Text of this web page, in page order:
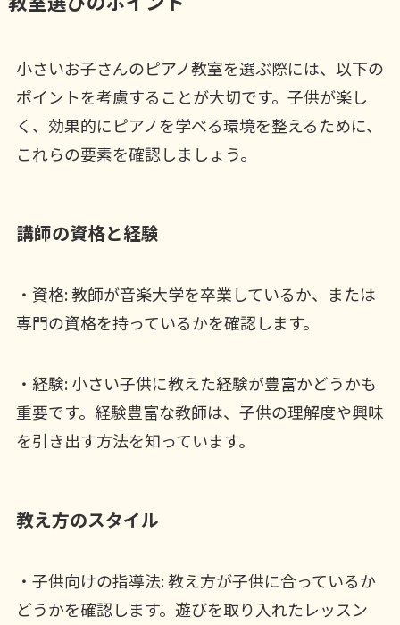
小さいお子さんのピアノ教室を選ぶ際には、以下の
ポイントを考慮することが大切です。子供が楽し
く、効果的にピアノを学べる環境を整えるために、
これらの要素を確認しましょう。
講師の資格と経験
・資格: 教師が音楽大学を卒業しているか、または
専門の資格を持っているかを確認します。
・経験: 小さい子供に教えた経験が豊富かどうかも
重要です。経験豊富な教師は、子供の理解度や興味
を引き出す方法を知っています。
教え方のスタイル
・子供向けの指導法: 教え方が子供に合っているか
どうかを確認します。遊びを取り入れたレッスン